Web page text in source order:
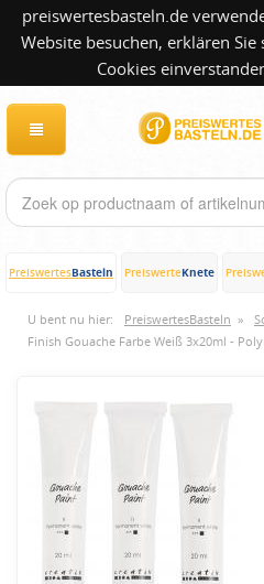
preiswertesbasteln.de
Website besuchen, erklären
Cookies
PreiswertesBasteln PreiswerteKnete
U bent nu hier: PreiswertesBasteln »
Finish Gouache Farbe Weiß 3x20ml -